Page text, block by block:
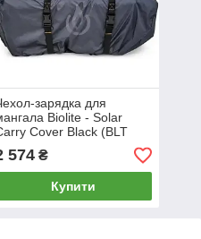
зарядка для
Biolite - Solar
Cover Black (BLT
MK official
574₴
Купити